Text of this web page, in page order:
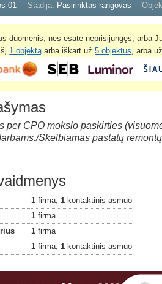
01 Stadija: Pasirinktas rangovas
duomenis, nes esate neprisijungęs, arba
1 objektą arba iškart už5 objektus , arba
per CPO mokslo paskirties
Skelbiamas pastatų
1 firma, 1 kontaktinis asmuo
1 firma
1 firma
1 firma, 1 kontaktinis asmuo